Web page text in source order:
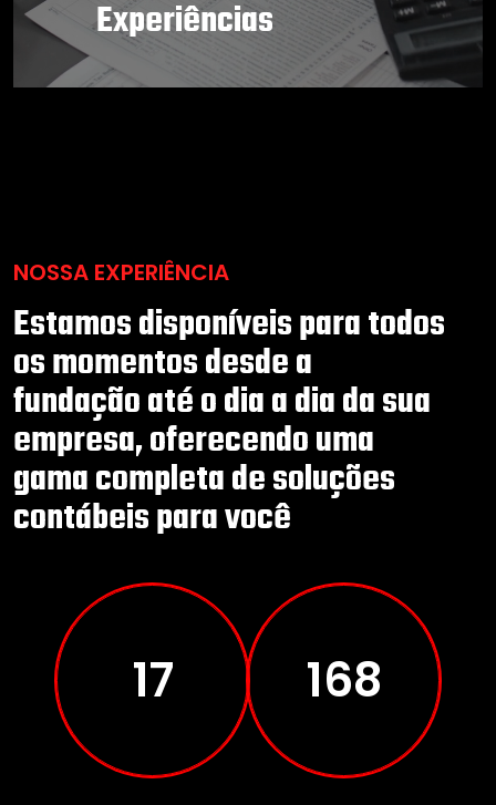
Experiências
NOSSA EXPERIÊNCIA
Estamos disponíveis para todos
os momentos desde a
fundação até o dia a dia da sua
empresa, oferecendo uma
gama completa de soluções
contábeis para você
28 277